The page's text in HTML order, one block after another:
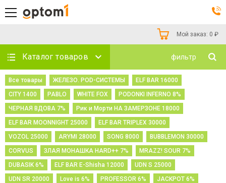
Мой заказ: 0 ₽
Каталог товаров фильтр
Все товары ЖЕЛЕЗО. POD-СИСТЕМЫ
ELF BAR 16000
CITY 1400
PABLO WHITE FOX
PODONKI INFERNO 8%
ЧЕРНАЯ ВДОВА 7%
Рик и Морти НА ЗАМЕРЗОНЕ 18000
ELF BAR MOONNIGHT 25000
ELF BAR TRIPLEX 30000
VOZOL 25000
ARYMI 28000 SONG 8000
BUBBLEMON 30000
CORVUS
ЗЛАЯ МОНАШКА HARD++ 7%
MRAZZ! SOUR 7%
DUBASIK 6%
ELF BAR E-Shisha 12000
UDN S 25000
UDN SR 20000
Love is 6% PROFESSOR 6%
JACKPOT 6%